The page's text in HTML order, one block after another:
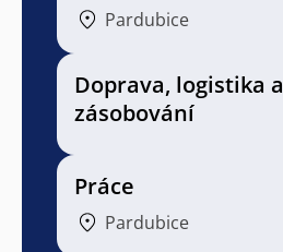
Pardubice
Doprava, logistika a
zásobování
Práce
Pardubice